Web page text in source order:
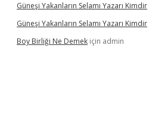
Güneşi Yakanların Selamı Yazarı Kimdir
Güneşi Yakanların Selamı Yazarı Kimdir
Boy Birliği Ne Demek için admin